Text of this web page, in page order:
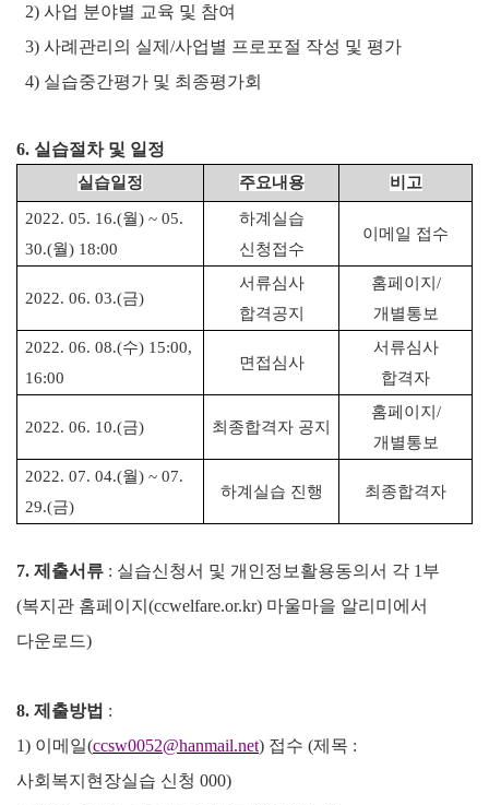
2) 사업 분야별 교육 및 참여
3) 사례관리의 실제 /사업별 프로포절 작성 및 평가
4) 실습중간평가 및 최종평가회
6. 실습절차 및 일정
실습일정 주요내용 비고
2022. 05. 16.(월) ~ 05.
30.(월) 18:00
하계실습
신청접수
이메일 접수
2022. 06. 03.(금)
서류심사
합격공지
홈페이지 /
개별통보
2022. 06. 08.(수) 15:00,
16:00
면접심사
서류심사
합격자
2022. 06. 10.(금) 최종합격자 공지
홈페이지 /
개별통보
2022. 07. 04.(월) ~ 07.
29.(금)
하계실습 진행 최종합격자
7. 제출서류 : 실습신청서 및 개인정보활용동의서 각 1 부
(복지관 홈페이지 (ccwelfare.or.kr) 마울마을 알리미에서
다운로드)
8. 제출방법 :
1) 이메일(ccsw0052@hanmail.net) 접수 (제목 :
사회복지현장실습 신청 000)